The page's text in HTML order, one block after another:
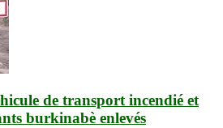
de transport incendié et
burkinabè enlevés